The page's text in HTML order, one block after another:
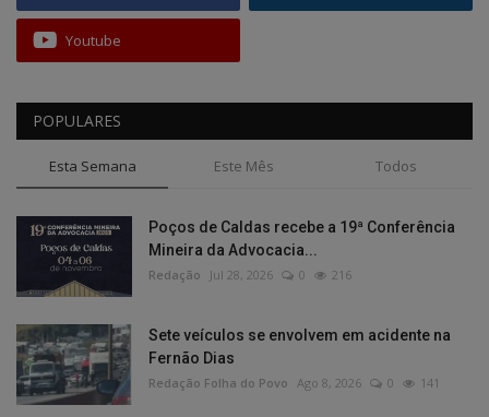
Youtube
POPULARES
Esta Semana Este Mês Todos
Poços de Caldas recebe a 19ª Conferência
Mineira da Advocacia...
Redação Jul 28, 2026 0 216
Sete veículos se envolvem em acidente na
Fernão Dias
Redação Folha do Povo Ago 8, 2026 0 141